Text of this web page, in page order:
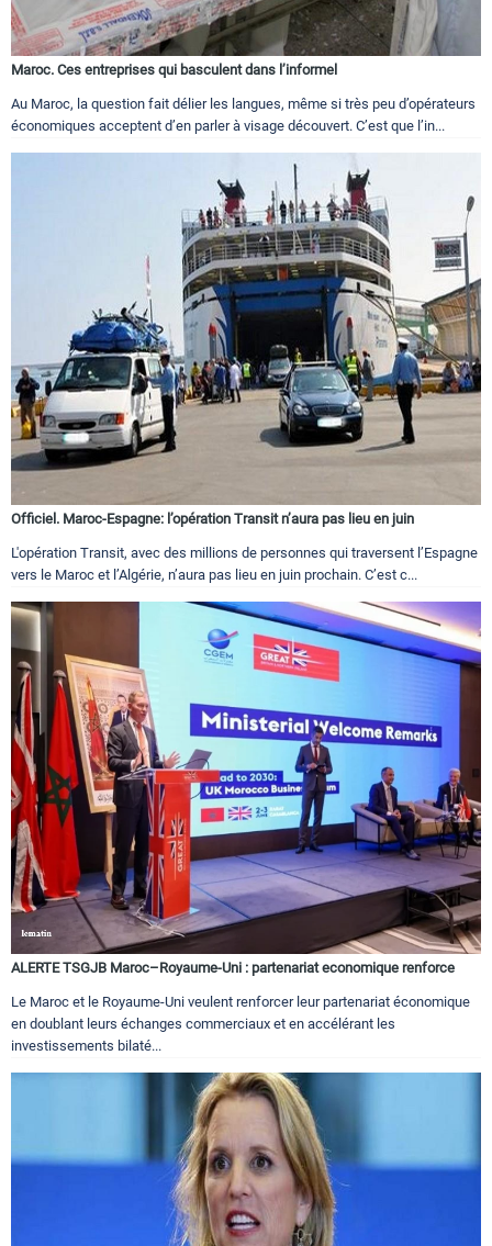
Maroc. Ces entreprises qui basculent dans l’informel
Au Maroc, la question fait délier les langues, même si très peu d’opérateurs
économiques acceptent d’en parler à visage découvert. C’est que l’in...
Officiel. Maroc-Espagne: l’opération Transit n’aura pas lieu en juin
L'opération Transit, avec des millions de personnes qui traversent l’Espagne
vers le Maroc et l’Algérie, n’aura pas lieu en juin prochain. C’est c...
ALERTE TSGJB Maroc–Royaume-Uni : partenariat economique renforce
Le Maroc et le Royaume-Uni veulent renforcer leur partenariat économique
en doublant leurs échanges commerciaux et en accélérant les
investissements bilaté...